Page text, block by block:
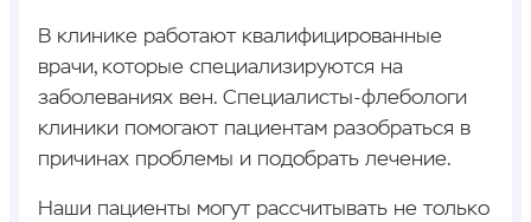
В клинике работают квалифицированные
врачи, которые специализируются на
заболеваниях вен. Специалисты-флебологи
клиники помогают пациентам разобраться в
причинах проблемы и подобрать лечение.
Наши пациенты могут рассчитывать не только